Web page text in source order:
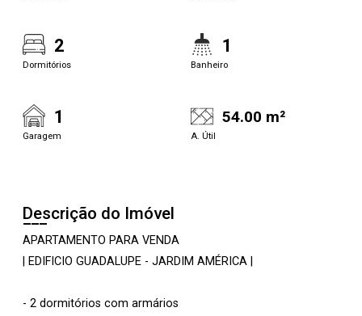
2
Dormitórios
1
Banheiro
1
Garagem
54.00 m²
A. Útil
Descrição do Imóvel
APARTAMENTO PARA VENDA
| EDIFICIO GUADALUPE - JARDIM AMÉRICA |
- 2 dormitórios com armários